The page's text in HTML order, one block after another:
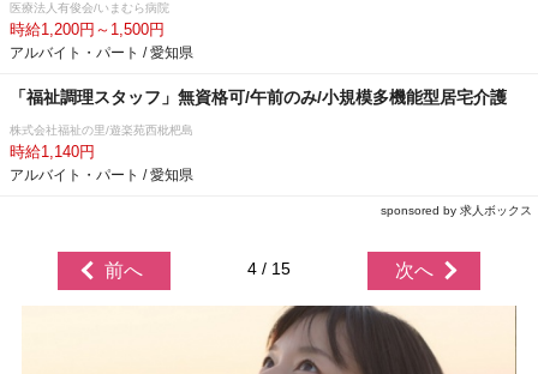
医療法人有俊会/いまむら病院
時給1,200円～1,500円
アルバイト・パート / 愛知県
「福祉調理スタッフ」無資格可/午前のみ/小規模多機能型居宅介護
株式会社福祉の里/遊楽苑西枇杷島
時給1,140円
アルバイト・パート / 愛知県
sponsored by 求人ボックス
前へ 4 / 15 次へ